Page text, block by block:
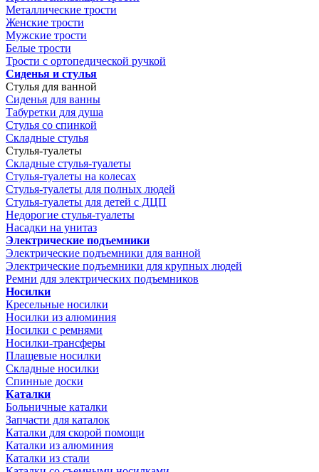
Металлические трости
Женские трости
Мужские трости
Белые трости
Трости с ортопедической ручкой
Сиденья и стулья
Стулья для ванной
Сиденья для ванны
Табуретки для душа
Стулья со спинкой
Складные стулья
Стулья-туалеты
Складные стулья-туалеты
Стулья-туалеты на колесах
Стулья-туалеты для полных людей
Стулья-туалеты для детей с ДЦП
Недорогие стулья-туалеты
Насадки на унитаз
Электрические подъемники
Электрические подъемники для ванной
Электрические подъемники для крупных людей
Ремни для электрических подъемников
Носилки
Кресельные носилки
Носилки из алюминия
Носилки с ремнями
Носилки-трансферы
Плащевые носилки
Складные носилки
Спинные доски
Каталки
Больничные каталки
Запчасти для каталок
Каталки для скорой помощи
Каталки из алюминия
Каталки из стали